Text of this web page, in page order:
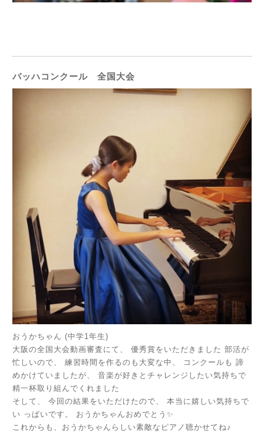
バッハコンクール 全国大会
おうかちゃん (中学1年生)
大阪の全国大会動画審査にて、 優秀賞をいただきました 部活が
忙しいので、 練習時間を作るのも大変な中、 コンクールも 諦
めかけていましたが、 音楽が好きとチャレンジしたい気持ちで
精一杯取り組んでくれました
そして、 今回の結果をいただけたので、 本当に嬉しい気持ちで
い っぱいです。 おうかちゃんおめでとう✨
これからも、おうかちゃんらしい素敵なピアノ聴かせてね♪